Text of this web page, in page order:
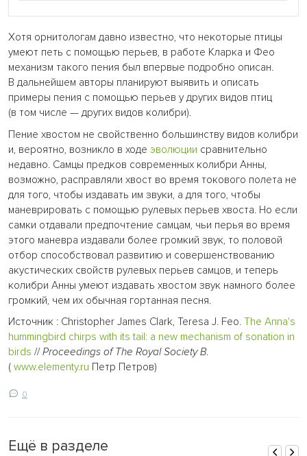
Хотя орнитологам давно известно, что некоторые птицы
умеют петь с помощью перьев, в работе Кларка и Фео
механизм такого пения был впервые подробно описан.
В дальнейшем авторы планируют выявить и описать
примеры пения с помощью перьев у других видов птиц
(в том числе — других видов колибри).
Пение хвостом не свойственно большинству видов колибри
и, вероятно, возникло в ходе эволюции сравнительно
недавно. Самцы предков современных колибри Анны,
возможно, расправляли хвост во время токового полета не
для того, чтобы издавать им звуки, а для того, чтобы
маневрировать с помощью рулевых перьев хвоста. Но если
самки отдавали предпочтение самцам, чьи перья во время
этого маневра издавали более громкий звук, то половой
отбор способствовал развитию и совершенствованию
акустических свойств рулевых перьев самцов, и теперь
колибри Анны умеют издавать хвостом звук намного более
громкий, чем их обычная гортанная песня.
Источник : Christopher James Clark, Teresa J. Feo. The Anna's
hummingbird chirps with its tail: a new mechanism of sonation in
birds //Proceedings of The Royal Society B.
( www.elementy.ru Петр Петров)
0
Ещё в разделе